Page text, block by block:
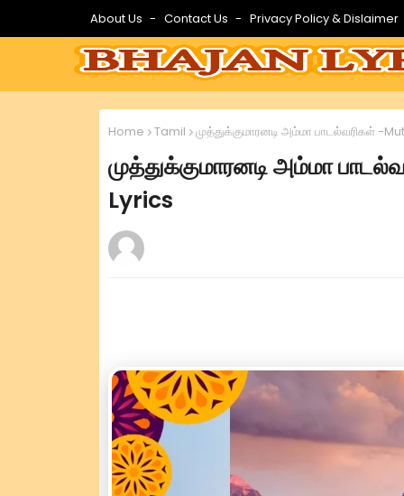
About Us Contact Us Privacy Policy & Dislaimer
Home Tamil முத்துக்குமாரனடி அம்மா பாடல்வரிகள் -
முத்துக்குமாரனடி அம்மா
Lyrics